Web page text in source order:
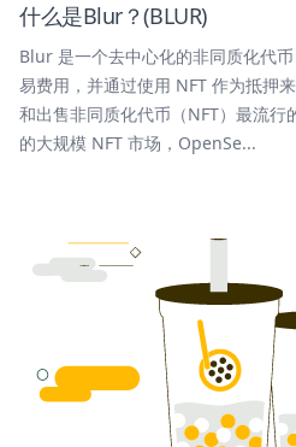
什么是Blur？(BLUR)
Blur 是一个去中心化的非同质化代
易费用，并通过使用 NFT 作为抵押
和出售非同质化代币（NFT）最流
的大规模 NFT 市场，OpenSe...